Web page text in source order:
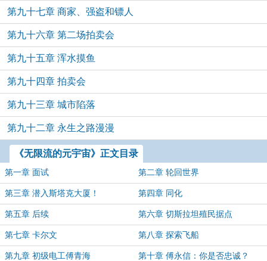
第九十七章 商家、强盗和镖人
第九十六章 第二场拍卖会
第九十五章 浑水摸鱼
第九十四章 拍卖会
第九十三章 城市陷落
第九十二章 永生之路漫漫
《无限流的元宇宙》正文目录
第一章 面试 第二章 轮回世界
第三章 潜入斯塔克大厦！ 第四章 同化
第五章 后续 第六章 切斯拉坦殖民据点
第七章 卡尔文 第八章 探索飞船
第九章 初级电工傅青海 第十章 傅永信：你是否忠诚？